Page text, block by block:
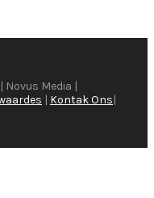
Media |
Kontak Ons